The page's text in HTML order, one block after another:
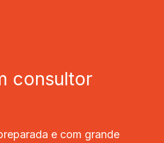
consultor
e com grande